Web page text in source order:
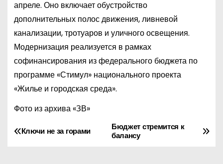
апреле. Оно включает обустройство
дополнительных полос движения, ливневой
канализации, тротуаров и уличного освещения.
Модернизация реализуется в рамках
софинансирования из федерального бюджета по
программе «Стимул» национального проекта
«Жилье и городская среда».
Фото из архива «ЗВ»
Н
Бюджет стремится к
балансу
Ключи не за горами